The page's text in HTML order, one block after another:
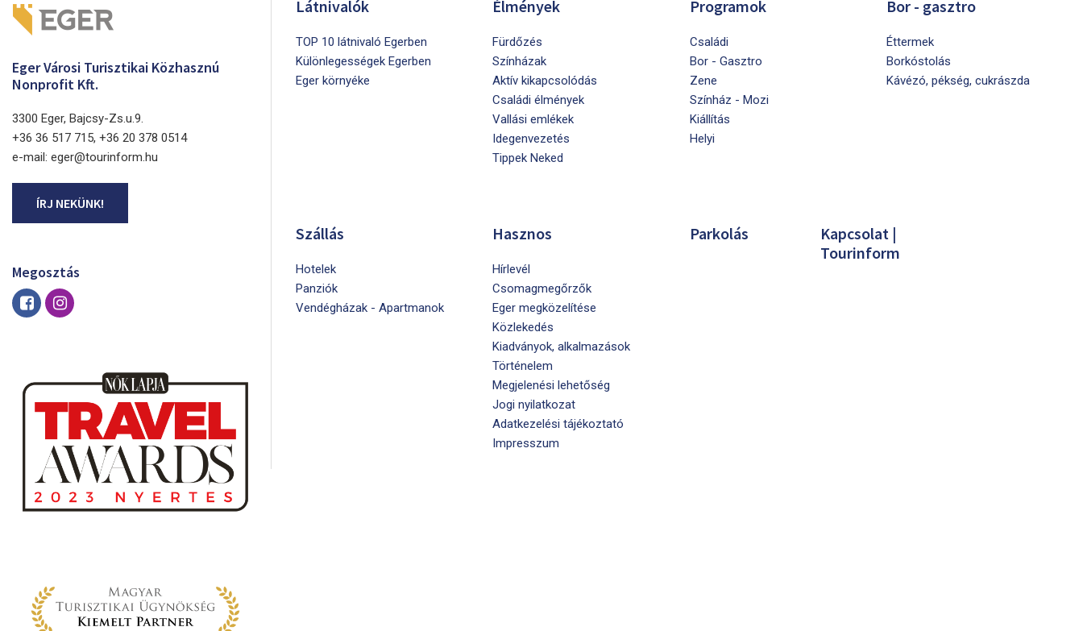
Eger Városi Turisztikai Közhasznú
Nonprofit Kft.
3300 Eger, Bajcsy-Zs.u.9.
+36 36 517 715, +36 20 378 0514
e-mail: eger@tourinform.hu
ÍRJ NEKÜNK!
Megosztás
Látnivalók
TOP 10 látnivaló Egerben
Különlegességek Egerben
Eger környéke
Élmények
Fürdőzés
Színházak
Aktív kikapcsolódás
Családi élmények
Vallási emlékek
Idegenvezetés
Tippek Neked
Programok
Családi
Bor - Gasztro
Zene
Színház - Mozi
Kiállítás
Helyi
Bor - gasztro
Éttermek
Borkóstolás
Kávézó, pékség, cukrászda
Szállás
Hotelek
Panziók
Vendégházak - Apartmanok
Hasznos
Hírlevél
Csomagmegőrzők
Eger megközelítése
Közlekedés
Kiadványok, alkalmazások
Történelem
Megjelenési lehetőség
Jogi nyilatkozat
Adatkezelési tájékoztató
Impresszum
Parkolás
Kapcsolat |
Tourinform